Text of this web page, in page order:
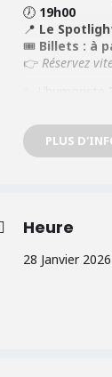
🕖 19h00
📍 Le
🎟️ Billets : à
👉 Réservez
avant de faire
profondeur!
PLUS
Heure
28 Janvier 2026